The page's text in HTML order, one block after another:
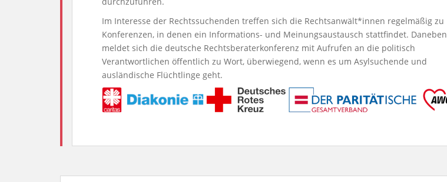
Im Interesse der Rechtssuchenden treffen sich die Rechtsanwält*innen regelmäßig zu
Konferenzen, in denen ein Informations- und Mei­nungsaustausch stattfindet. Daneben
meldet sich die deutsche Rechtsbera­terkonferenz mit Aufrufen an die politisch
Verantwortlichen öffentlich zu Wort, überwiegend, wenn es um Asylsuchende und
ausländische Flüchtlinge geht.